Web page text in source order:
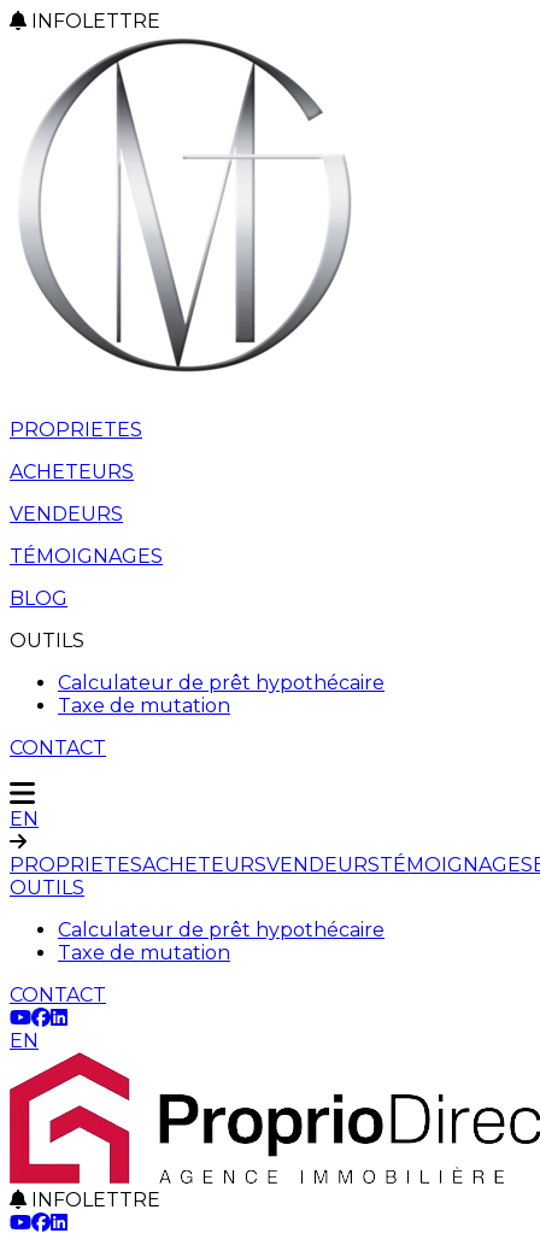
INFOLETTRE
PROPRIETES
ACHETEURS
VENDEURS
TÉMOIGNAGES
BLOG
OUTILS
Calculateur de prêt hypothécaire
Taxe de mutation
CONTACT
EN
PROPRIETESACHETEURSVENDEURSTÉMOIGNAGES
OUTILS
Calculateur de prêt hypothécaire
Taxe de mutation
CONTACT
EN
INFOLETTRE